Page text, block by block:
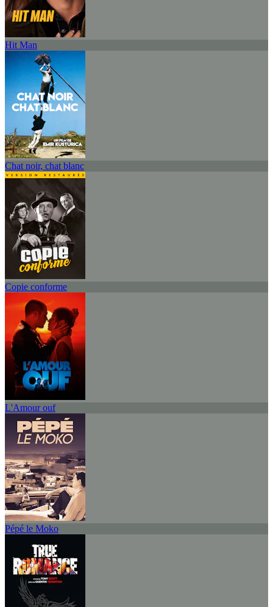
Hit Man
Chat noir, chat blanc
Copie conforme
L'Amour ouf
Pépé le Moko